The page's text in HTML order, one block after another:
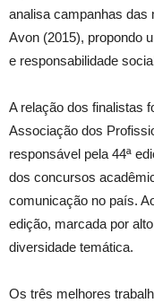
analisa campanhas
Avon (2015), propondo
e responsabilidade
A relação dos finalistas
Associação dos
responsável pela 44ª
dos concursos
comunicação no país.
edição, marcada por
diversidade temática.
Os três melhores